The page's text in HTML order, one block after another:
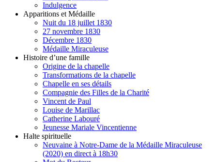
Indulgence
Apparitions et Médaille
Nuit du 18 juillet 1830
27 novembre 1830
Décembre 1830
Médaille Miraculeuse
Histoire d’une famille
Origine de la chapelle
Transformations de la chapelle
Chapelle en ses détails
Compagnie des Filles de la Charité
Vincent de Paul
Louise de Marillac
Catherine Labouré
Jeunesse Mariale Vincentienne
Halte spirituelle
Neuvaine à Notre-Dame de la Médaille Miraculeuse
(2020) en direct à 18h30